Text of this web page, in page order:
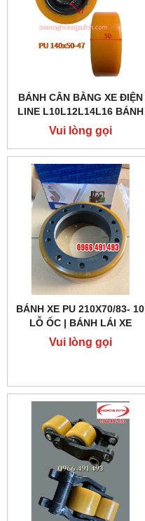
BÁNH CÂN BẰNG XE ĐIỆN
LINE L10L12L14L16 BÁNH
XE 140X50
Vui lòng gọi
BÁNH XE PU 210X70/83- 10
LỖ ỐC | BÁNH LÁI XE
NÂNG ĐIỆN HANGCHA
Vui lòng gọi